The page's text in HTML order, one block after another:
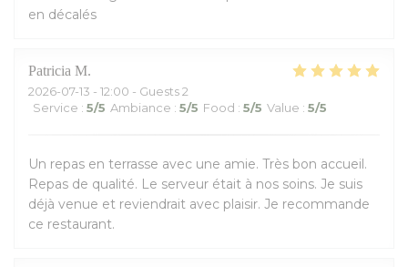
en décalés
Patricia M
2026-07-13 - 12:00 - Guests 2
Service : 5/5 Ambiance : 5/5 Food : 5/5 Value : 5/5
Un repas en terrasse avec une amie. Très bon accueil.
Repas de qualité. Le serveur était à nos soins. Je suis
déjà venue et reviendrait avec plaisir. Je recommande
ce restaurant.